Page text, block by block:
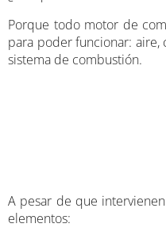
Porque todo motor de
para poder funcionar: aire,
sistema de combustión.
A pesar de que
elementos: